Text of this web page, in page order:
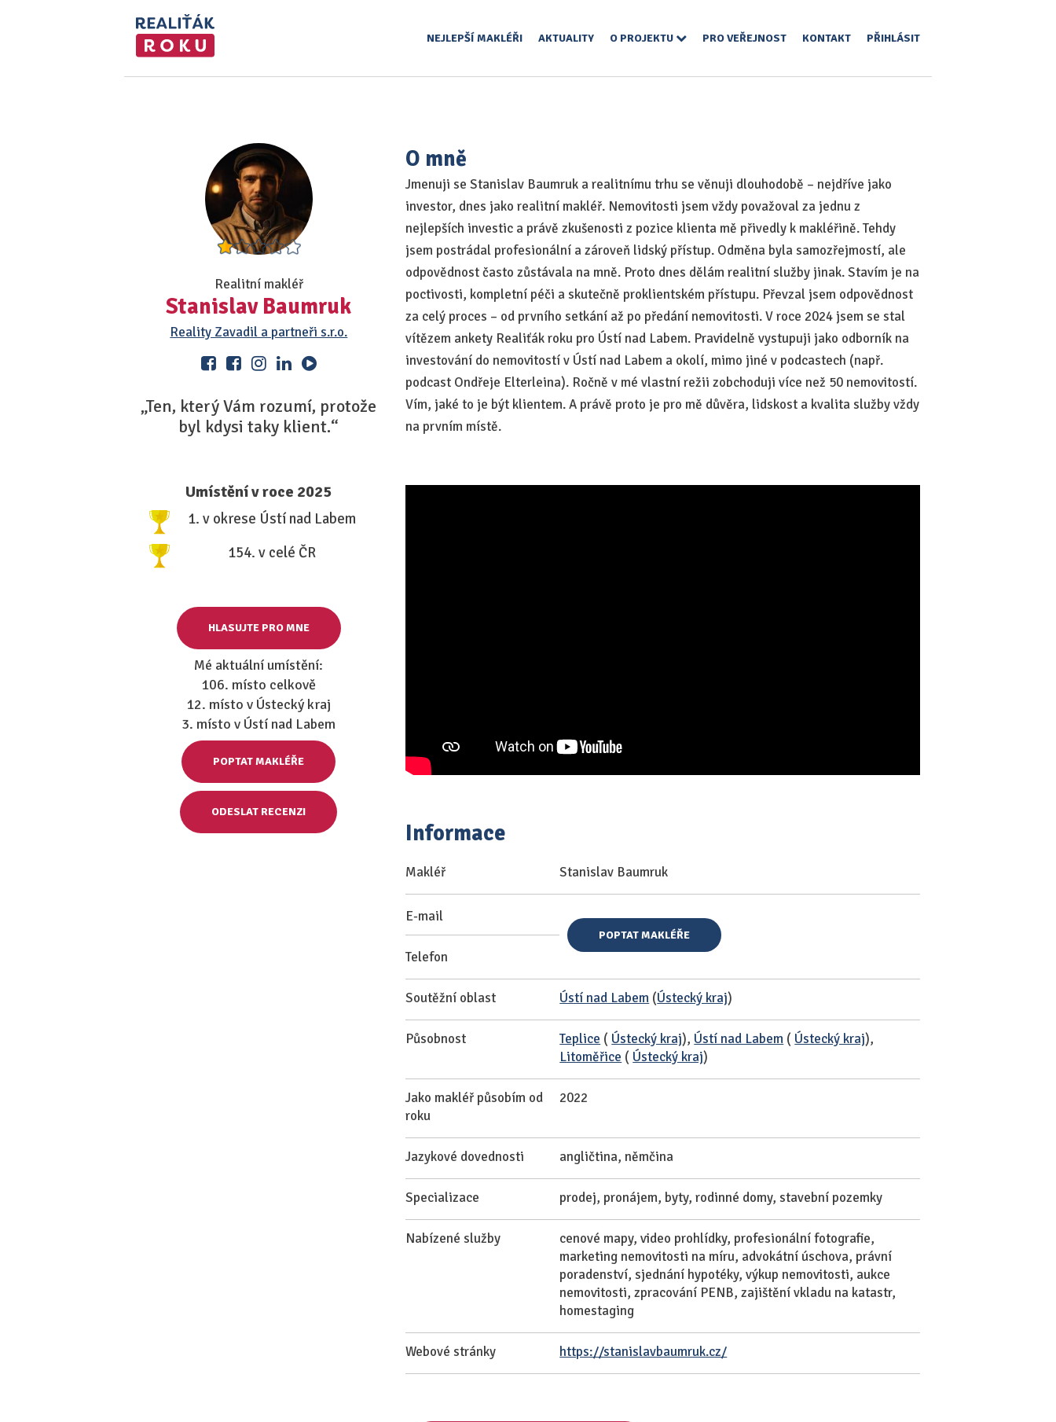
NEJLEPŠÍ MAKLÉŘI AKTUALITY O PROJEKTU PRO VEŘEJNOST KONTAKT PŘIHLÁSIT
Realitní makléř
Stanislav Baumruk
Reality Zavadil a partneři s.r.o.
„Ten, který Vám rozumí, protože
byl kdysi taky klient.“
Umístění v roce 2025
1. v okrese Ústí nad Labem
154. v celé ČR
HLASUJTE PRO MNE
Mé aktuální umístění:
106. místo celkově
12. místo v Ústecký kraj
3. místo v Ústí nad Labem
POPTAT MAKLÉŘE
ODESLAT RECENZI
O mně
Jmenuji se Stanislav Baumruk a realitnímu trhu se věnuji dlouhodobě – nejdříve jako
investor, dnes jako realitní makléř. Nemovitosti jsem vždy považoval za jednu z
nejlepších investic a právě zkušenosti z pozice klienta mě přivedly k makléřině. Tehdy
jsem postrádal profesionální a zároveň lidský přístup. Odměna byla samozřejmostí, ale
odpovědnost často zůstávala na mně. Proto dnes dělám realitní služby jinak. Stavím je na
poctivosti, kompletní péči a skutečně proklientském přístupu. Převzal jsem odpovědnost
za celý proces – od prvního setkání až po předání nemovitosti. V roce 2024 jsem se stal
vítězem ankety Realiťák roku pro Ústí nad Labem. Pravidelně vystupuji jako odborník na
investování do nemovitostí v Ústí nad Labem a okolí, mimo jiné v podcastech (např.
podcast Ondřeje Elterleina). Ročně v mé vlastní režii zobchoduji více než 50 nemovitostí.
Vím, jaké to je být klientem. A právě proto je pro mě důvěra, lidskost a kvalita služby vždy
na prvním místě.
Informace
Makléř Stanislav Baumruk
E-mail
Telefon
POPTAT MAKLÉŘE
Soutěžní oblast Ústí nad Labem (Ústecký kraj)
Působnost Teplice ( Ústecký kraj), Ústí nad Labem ( Ústecký kraj),
Litoměřice ( Ústecký kraj)
Jako makléř působím od
roku
2022
Jazykové dovednosti angličtina, němčina
Specializace prodej, pronájem, byty, rodinné domy, stavební pozemky
Nabízené služby
cenové mapy, video prohlídky, profesionální fotografie,
marketing nemovitosti na míru, advokátní úschova, právní
poradenství, sjednání hypotéky, výkup nemovitosti, aukce
nemovitosti, zpracování PENB, zajištění vkladu na katastr,
homestaging
Webové stránky https://stanislavbaumruk.cz/